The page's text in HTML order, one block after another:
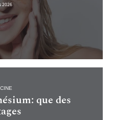
2026
que des